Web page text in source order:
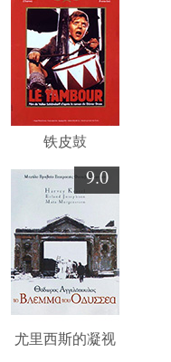
铁皮鼓
9.0
尤里西斯的凝视